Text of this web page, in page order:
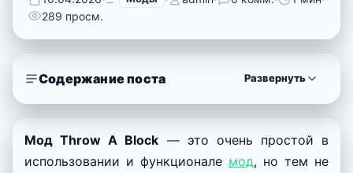
289 просм.
Содержание поста Развернуть
Мод Throw A Block — это очень простой в
использовании и функционале мод, но тем не